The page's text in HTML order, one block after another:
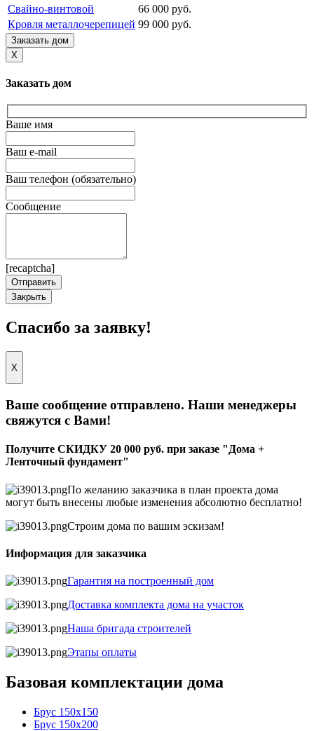
Свайно-винтовой
66 000 руб.
Кровля металлочерепицей 99 000 руб.
Заказать дом
X
Заказать дом
Ваше имя
Ваш e-mail
Ваш телефон (обязательно)
Сообщение
[recaptcha]
Закрыть
Спасибо за заявку!
X
Ваше сообщение отправлено. Наши менеджеры
свяжутся с Вами!
Получите СКИДКУ 20 000 руб. при заказе "Дома +
Ленточный фундамент"
По желанию заказчика в план проекта дома
могут быть внесены любые изменения абсолютно бесплатно!
Строим дома по вашим эскизам!
Информация для заказчика
Гарантия на построенный дом
Доставка комплекта дома на участок
Наша бригада строителей
Этапы оплаты
Базовая комплектации дома
Брус 150х150
Брус 150х200